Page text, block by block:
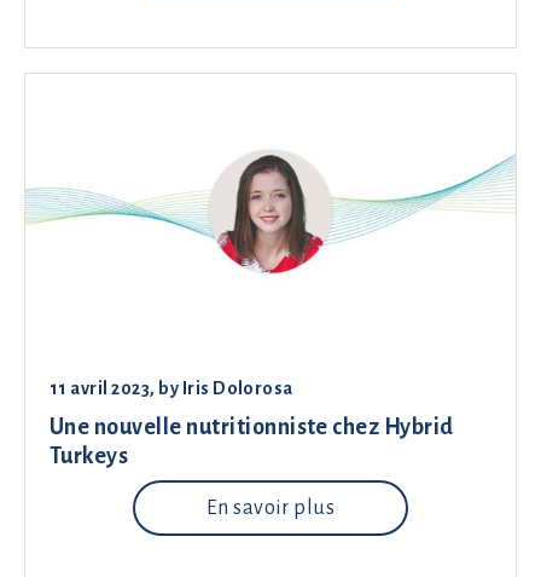
11 avril 2023, by Iris Dolorosa
Une nouvelle nutritionniste chez Hybrid
Turkeys
En savoir plus